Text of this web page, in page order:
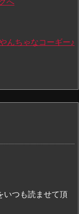
んちゃなコーギー♪
つも読ませて頂